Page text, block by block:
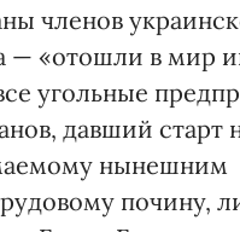
членов
— «отошли в мир
угольные
давший старт
нынешним
почину,